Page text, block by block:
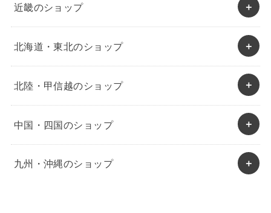
近畿のショップ
北海道・東北のショップ
北陸・甲信越のショップ
中国・四国のショップ
九州・沖縄のショップ